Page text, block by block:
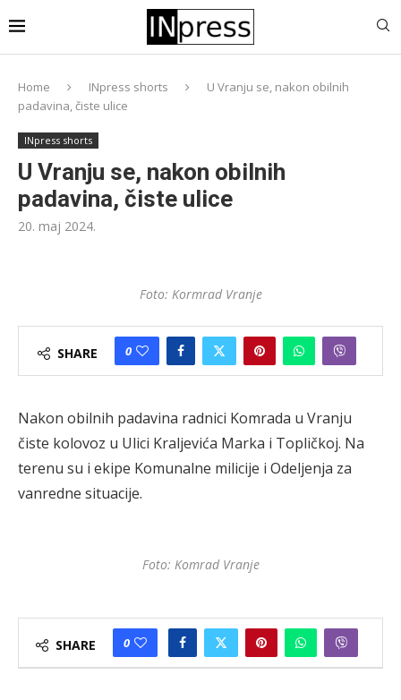
Home INpress shorts
U Vranju se, nakon obilnih
padavina, čiste ulice
INpress shorts
U Vranju se, nakon obilnih
padavina, čiste ulice
20. maj 2024.
Foto: Kormrad Vranje
SHARE 0
Nakon obilnih padavina radnici Komrada u Vranju
čiste kolovoz u Ulici Kraljevića Marka i Topličkoj. Na
terenu su i ekipe Komunalne milicije i Odeljenja za
vanredne situacije.
Foto: Komrad Vranje
SHARE 0